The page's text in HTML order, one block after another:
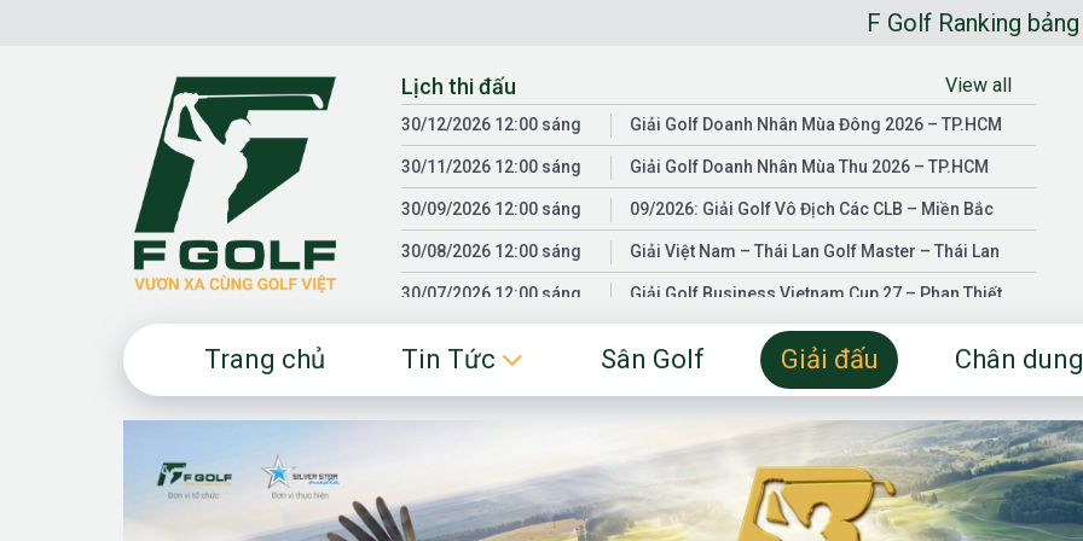
F Golf Ranking bảng xếp
Lịch thi đấu View all
30/12/2026 12:00 sáng Giải Golf Doanh Nhân Mùa Đông 2026 – TP.HCM
30/11/2026 12:00 sáng Giải Golf Doanh Nhân Mùa Thu 2026 – TP.HCM
30/09/2026 12:00 sáng 09/2026: Giải Golf Vô Địch Các CLB – Miền Bắc
30/08/2026 12:00 sáng Giải Việt Nam – Thái Lan Golf Master – Thái Lan
30/07/2026 12:00 sáng Giải Golf Business Vietnam Cup 27 – Phan Thiết
Giải Golf Doanh Nhân Mùa Hè 2026 – Đồng Nai
Giải Golf Vô Địch Các CLB – Miền Nam
30/01/2026 12:00 sáng
Fgolf Open Championship – Tây Ninh
18/04/2025 12:00 sáng Golf Business Vietnam Cup 25
Trang chủ Tin Tức Sân Golf Giải đấu Chân